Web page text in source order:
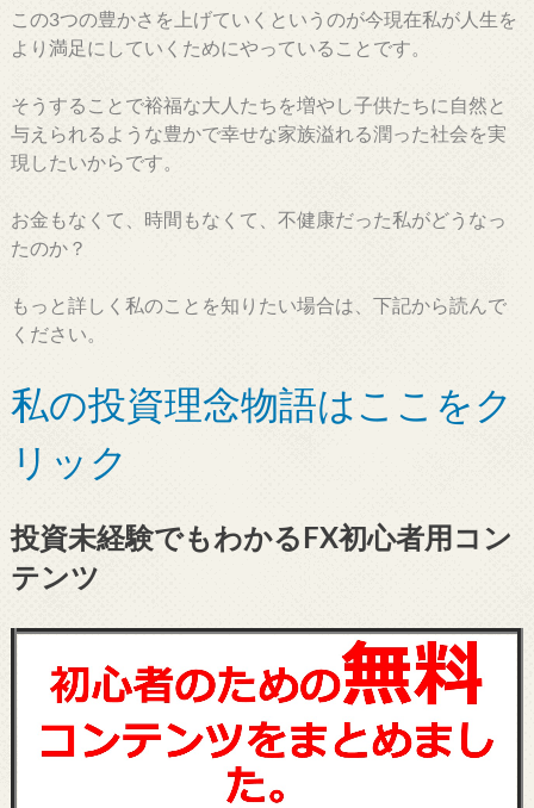
この3つの豊かさを上げていくというのが今現在私が人生を
より満足にしていくためにやっていることです。
そうすることで裕福な大人たちを増やし子供たちに自然と
与えられるような豊かで幸せな家族溢れる潤った社会を実
現したいからです。
お金もなくて、時間もなくて、不健康だった私がどうなっ
たのか？
もっと詳しく私のことを知りたい場合は、下記から読んで
ください。
私の投資理念物語はここをク
リック
投資未経験でもわかるFX初心者用コン
テンツ